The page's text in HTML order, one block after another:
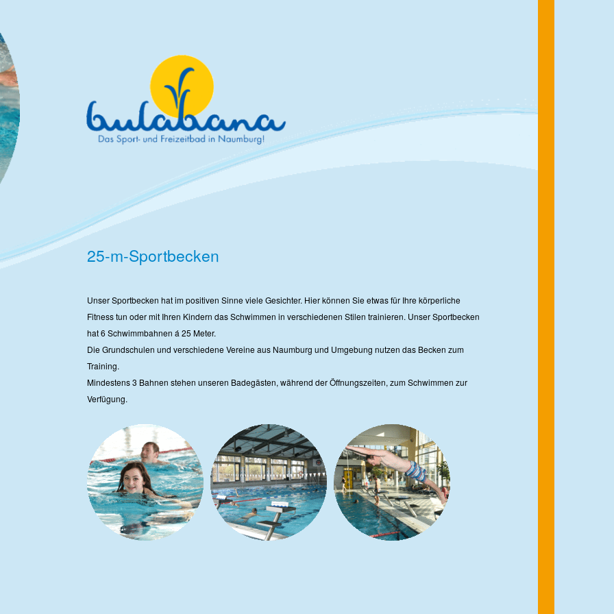
25-m-Sportbecken
Unser Sportbecken hat im positiven Sinne viele Gesichter. Hier können Sie etwas für Ihre körperliche
Fitness tun oder mit Ihren Kindern das Schwimmen in verschiedenen Stilen trainieren. Unser Sportbecken
hat 6 Schwimmbahnen á 25 Meter.
Die Grundschulen und verschiedene Vereine aus Naumburg und Umgebung nutzen das Becken zum
Training.
Mindestens 3 Bahnen stehen unseren Badegästen, während der Öffnungszeiten, zum Schwimmen zur
Verfügung.